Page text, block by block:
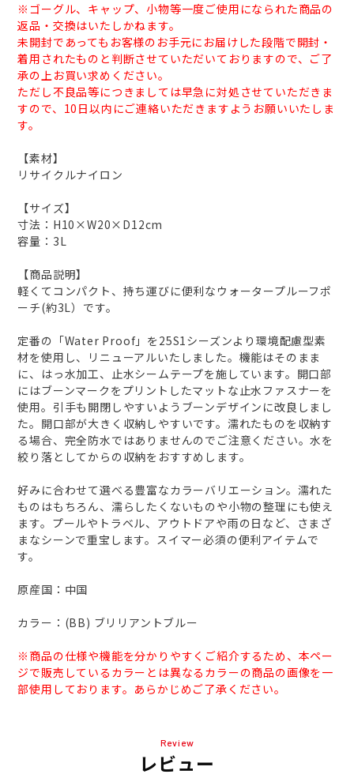
※ゴーグル、キャップ、小物等一度ご使用になられた商品の
返品・交換はいたしかねます。
未開封であってもお客様のお手元にお届けした段階で開封・
着用されたものと判断させていただいておりますので、ご了
承の上お買い求めください。
ただし不良品等につきましては早急に対処させていただきま
すので、10日以内にご連絡いただきますようお願いいたしま
す。
【素材】
リサイクルナイロン
【サイズ】
寸法：H10×W20×D12cm
容量：3L
【商品説明】
軽くてコンパクト、持ち運びに便利なウォータープルーフポ
ーチ(約3L）です。
定番の「Water Proof」を25S1シーズンより環境配慮型素
材を使用し、リニューアルいたしました。機能はそのまま
に、はっ水加工、止水シームテープを施しています。開口部
にはブーンマークをプリントしたマットな止水ファスナーを
使用。引手も開閉しやすいようブーンデザインに改良しまし
た。開口部が大きく収納しやすいです。濡れたものを収納す
る場合、完全防水ではありませんのでご注意ください。水を
絞り落としてからの収納をおすすめします。
好みに合わせて選べる豊富なカラーバリエーション。濡れた
ものはもちろん、濡らしたくないものや小物の整理にも使え
ます。プールやトラベル、アウトドアや雨の日など、さまざ
まなシーンで重宝します。スイマー必須の便利アイテムで
す。
原産国：中国
カラー：(BB) ブリリアントブルー
※商品の仕様や機能を分かりやすくご紹介するため、本ペー
ジで販売しているカラーとは異なるカラーの商品の画像を一
部使用しております。あらかじめご了承ください。
Review
レビュー